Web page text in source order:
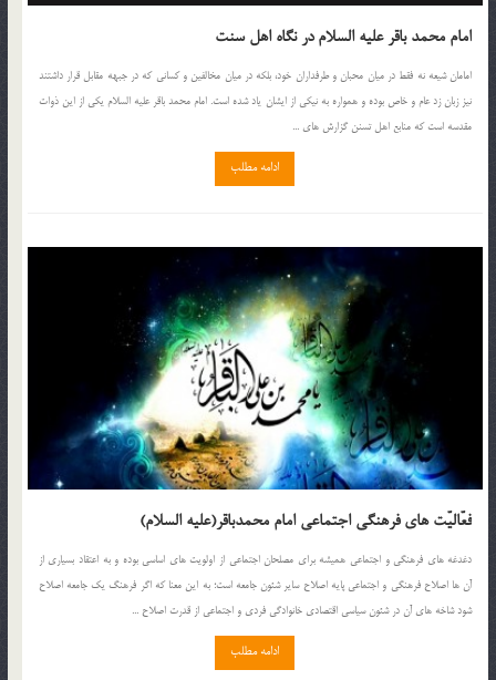
امام محمد باقر علیه السلام در نگاه اهل سنت
امامان شیعه نه فقط در میان محبان و طرفداران خود، بلکه در میان مخالفین و کسانی که در جبهه مقابل قرار داشتند
نیز زبان زد عام و خاص بوده و همواره به نیکی از ایشان یاد شده است. امام محمد باقر علیه السلام یکی از این ذوات
مقدسه است که منابع اهل تسنن گزارش های ...
ادامه مطلب
فعّالیّت های فرهنگی اجتماعی امام محمدباقر(علیه السلام)
دغدغه های فرهنگی و اجتماعی همیشه برای مصلحان اجتماعی از اولویت های اساسی بوده و به اعتقاد بسیاری از
آن ها اصلاح فرهنگی و اجتماعی پایه اصلاح سایر شئون جامعه است؛ به این معنا که اگر فرهنگ یک جامعه اصلاح
شود شاخه های آن در شئون سیاسی اقتصادی خانوادگی فردی و اجتماعی از قدرت اصلاح ...
ادامه مطلب